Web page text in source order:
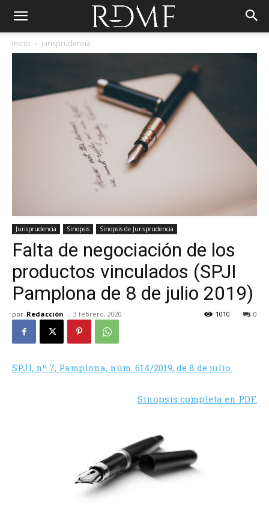
Inicio Jurisprudencia
Jurisprudencia Sinopsis Sinopsis de Jurisprudencia
Falta de negociación de los
productos vinculados (SPJI
Pamplona de 8 de julio 2019)
por Redacción - 3 febrero, 2020 0
1010
SPJI, nº 7, Pamplona, núm. 614/2019, de 8 de julio.
Sinopsis completa en PDF.